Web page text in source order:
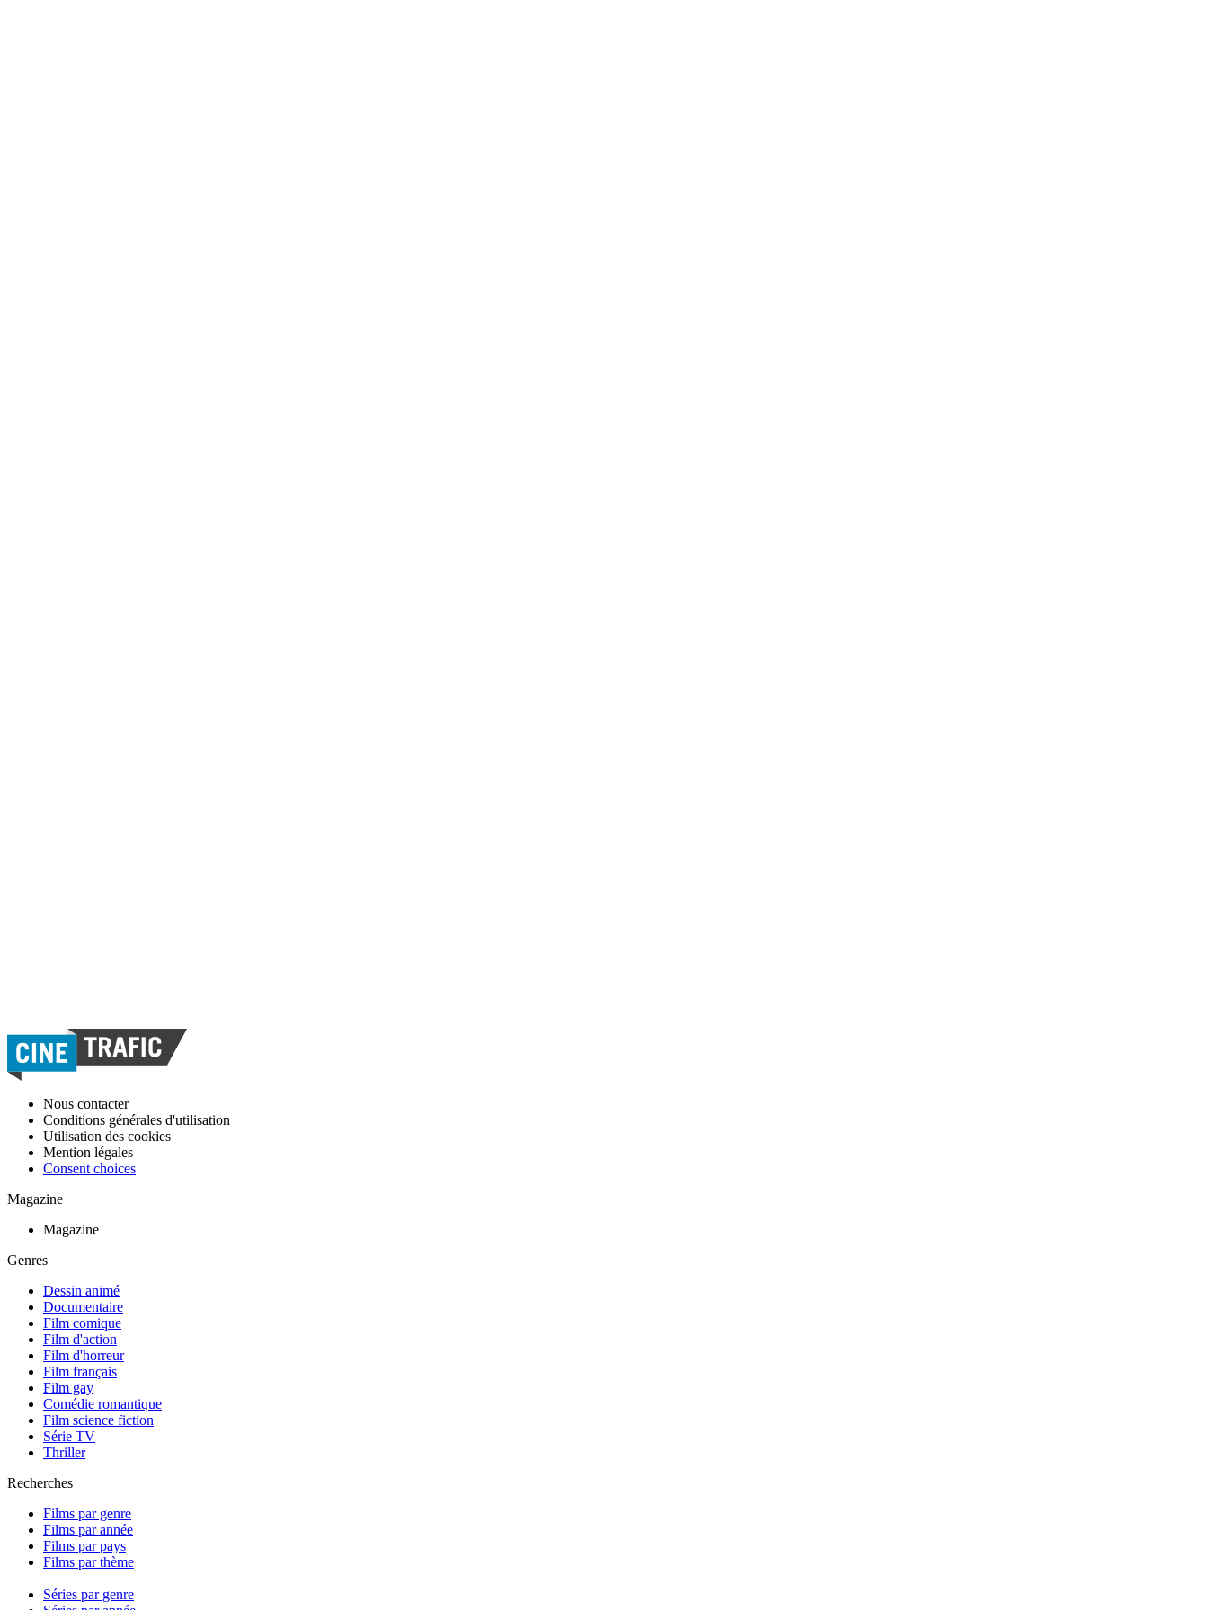
Nous contacter
Conditions générales d'utilisation
Utilisation des cookies
Mention légales
Consent choices
Magazine
Magazine
Genres
Dessin animé
Documentaire
Film comique
Film d'action
Film d'horreur
Film français
Film gay
Comédie romantique
Film science fiction
Série TV
Thriller
Recherches
Films par genre
Films par année
Films par pays
Films par thème
Séries par genre